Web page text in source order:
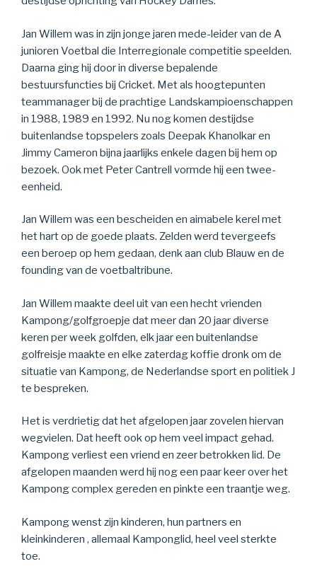
Jan Willem was in zijn jonge jaren mede-leider van de A
junioren Voetbal die Interregionale competitie speelden.
Daarna ging hij door in diverse bepalende
bestuursfuncties bij Cricket. Met als hoogtepunten
teammanager bij de prachtige Landskampioenschappen
in 1988, 1989 en 1992. Nu nog komen destijdse
buitenlandse topspelers zoals Deepak Khanolkar en
Jimmy Cameron bijna jaarlijks enkele dagen bij hem op
bezoek. Ook met Peter Cantrell vormde hij een twee-
eenheid.
Jan Willem was een bescheiden en aimabele kerel met
het hart op de goede plaats. Zelden werd tevergeefs
een beroep op hem gedaan, denk aan club Blauw en de
founding van de voetbaltribune.
Jan Willem maakte deel uit van een hecht vrienden
Kampong/golfgroepje dat meer dan 20 jaar diverse
keren per week golfden, elk jaar een buitenlandse
golfreisje maakte en elke zaterdag koffie dronk om de
situatie van Kampong, de Nederlandse sport en politiek J
te bespreken.
Het is verdrietig dat het afgelopen jaar zovelen hiervan
wegvielen. Dat heeft ook op hem veel impact gehad.
Kampong verliest een vriend en zeer betrokken lid. De
afgelopen maanden werd hij nog een paar keer over het
Kampong complex gereden en pinkte een traantje weg.
Kampong wenst zijn kinderen, hun partners en
kleinkinderen , allemaal Kamponglid, heel veel sterkte
toe.